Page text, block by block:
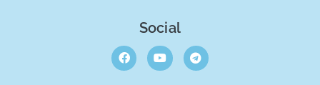
Social